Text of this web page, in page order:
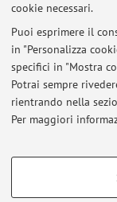
cookie necessari.
Puoi esprimere il
in "Personalizza
specifici in "Mostra
Potrai sempre
rientrando nella
Per maggiori
COOKIE DI
© 2026 - ALMA
Zamboni, 33 -
Privacy